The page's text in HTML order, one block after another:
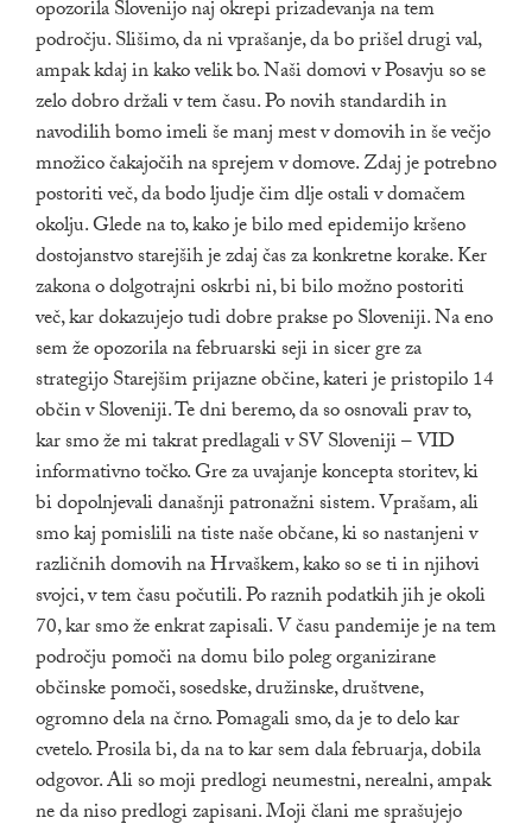
opozorila Slovenijo naj okrepi prizadevanja na tem
področju. Slišimo, da ni vprašanje, da bo prišel drugi val,
ampak kdaj in kako velik bo. Naši domovi v Posavju so se
zelo dobro držali v tem času. Po novih standardih in
navodilih bomo imeli še manj mest v domovih in še večjo
množico čakajočih na sprejem v domove. Zdaj je potrebno
postoriti več, da bodo ljudje čim dlje ostali v domačem
okolju. Glede na to, kako je bilo med epidemijo kršeno
dostojanstvo starejših je zdaj čas za konkretne korake. Ker
zakona o dolgotrajni oskrbi ni, bi bilo možno postoriti
več, kar dokazujejo tudi dobre prakse po Sloveniji. Na eno
sem že opozorila na februarski seji in sicer gre za
strategijo Starejšim prijazne občine, kateri je pristopilo 14
občin v Sloveniji. Te dni beremo, da so osnovali prav to,
kar smo že mi takrat predlagali v SV Sloveniji – VID
informativno točko. Gre za uvajanje koncepta storitev, ki
bi dopolnjevali današnji patronažni sistem. Vprašam, ali
smo kaj pomislili na tiste naše občane, ki so nastanjeni v
različnih domovih na Hrvaškem, kako so se ti in njihovi
svojci, v tem času počutili. Po raznih podatkih jih je okoli
70, kar smo že enkrat zapisali. V času pandemije je na tem
področju pomoči na domu bilo poleg organizirane
občinske pomoči, sosedske, družinske, društvene,
ogromno dela na črno. Pomagali smo, da je to delo kar
cvetelo. Prosila bi, da na to kar sem dala februarja, dobila
odgovor. Ali so moji predlogi neumestni, nerealni, ampak
ne da niso predlogi zapisani. Moji člani me sprašujejo